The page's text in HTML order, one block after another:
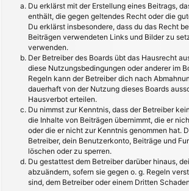
Du erklärst mit der Erstellung eines Beitrags,
enthält, die gegen geltendes Recht oder die
Du erklärst insbesondere, dass du das Recht
Beiträgen verwendeten Links und Bilder zu
verwenden.
Der Betreiber des Boards übt das Hausrecht
diese Nutzungsbedingungen oder anderer im
Regeln kann der Betreiber dich nach
dauerhaft von der Nutzung dieses Boards
Hausverbot erteilen.
Du nimmst zur Kenntnis, dass der Betreiber
die Inhalte von Beiträgen übernimmt, die er
oder die er nicht zur Kenntnis genommen hat.
Betreiber, dein Benutzerkonto, Beiträge und
löschen oder zu sperren.
Du gestattest dem Betreiber darüber hinaus,
abzuändern, sofern sie gegen o. g. Regeln
sind, dem Betreiber oder einem Dritten